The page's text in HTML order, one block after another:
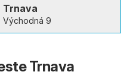
Trnava
Východná 9
Trnava